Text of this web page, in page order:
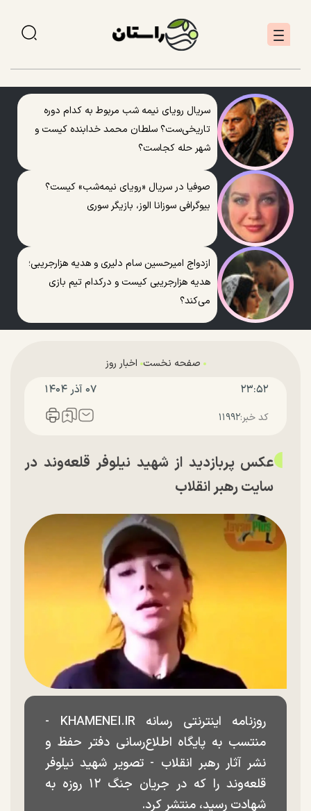
سریال رویای نیمه شب مربوط به کدام دوره
تاریخی‌ست؟ سلطان محمد خدابنده کیست و
شهر حله کجاست؟
صوفیا در سریال «رویای نیمه‌شب» کیست؟
بیوگرافی سوزانا الوز، بازیگر سوری
ازدواج امیرحسین سام دلیری و هدیه هزارجریبی؛
هدیه هزارجریبی کیست و درکدام تیم بازی
می‌کند؟
صفحه نخست اخبار روز
۲۳:۵۲ ۰۷ آذر ۱۴۰۴
کد خبر:۱۱۹۹۲
عکس پربازدید از شهید نیلوفر قلعه‌وند در
سایت رهبر انقلاب
روزنامه اینترنتی رسانه KHAMENEI.IR -
منتسب به پایگاه اطلاع‌رسانی دفتر حفظ و
نشر آثار رهبر انقلاب - تصویر شهید نیلوفر
قلعه‌وند را که در جریان جنگ ۱۲ روزه به
شهادت رسید، منتشر کرد.